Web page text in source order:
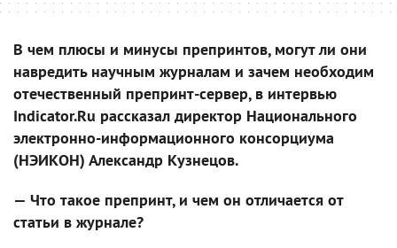
В чем плюсы и минусы препринтов, могут ли они
навредить научным журналам и зачем необходим
отечественный препринт-сервер, в интервью
Indicator.Ru рассказал директор Национального
электронно-информационного консорциума
(НЭИКОН) Александр Кузнецов.
— Что такое препринт, и чем он отличается от
статьи в журнале?